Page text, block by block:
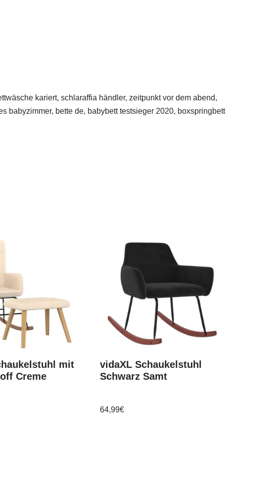
kariert, schlaraffia händler, zeitpunkt vor dem abend,
babyzimmer, bette de, babybett testsieger 2020, boxspringbett
mit
Creme
vidaXL Schaukelstuhl
Schwarz Samt
64,99€